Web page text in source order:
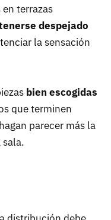
terrazas
despejado
la sensación
bien escogidas
que terminen
parecer más la